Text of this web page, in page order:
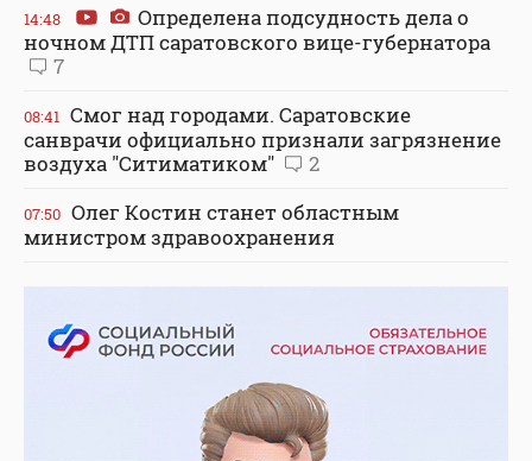
14:48
Определена подсудность дела о
ночном ДТП саратовского вице-губернатора
7
08:41 Смог над городами. Саратовские
санврачи официально признали загрязнение
воздуха "Ситиматиком"
2
07:50 Олег Костин станет областным
министром здравоохранения